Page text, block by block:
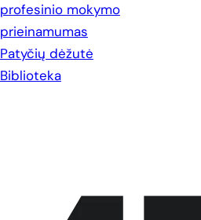
profesinio mokymo
prieinamumas
Patyčių dėžutė
Biblioteka